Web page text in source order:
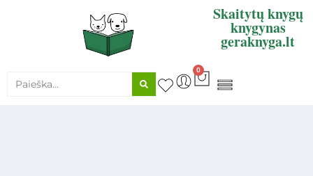
Skaitytų knygų
knygynas
geraknyga.lt
0